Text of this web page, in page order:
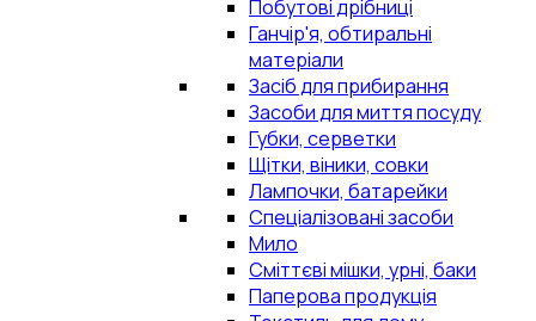
Побутові дрібниці
Ганчір'я, обтиральні
матеріали
Засіб для прибирання
Засоби для миття посуду
Губки, серветки
Щітки, віники, совки
Лампочки, батарейки
Спеціалізовані засоби
Мило
Сміттєві мішки, урні, баки
Паперова продукція